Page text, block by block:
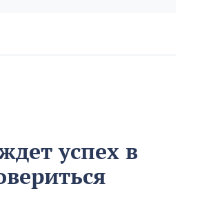
успех в